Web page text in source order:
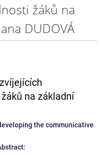
žáků na
DUDOVÁ
na základní
the communicative